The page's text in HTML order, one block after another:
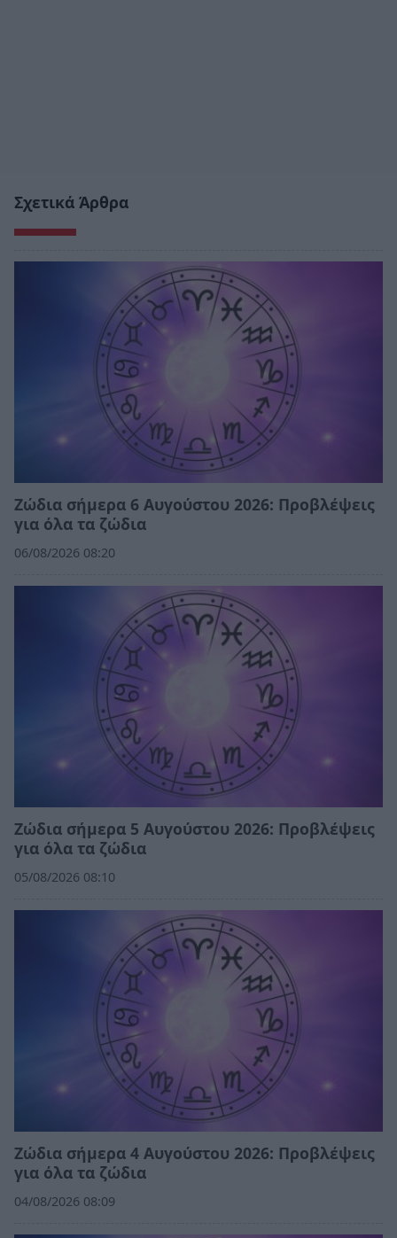
Σχετικά Άρθρα
Ζώδια σήμερα 6 Αυγούστου 2026: Προβλέψεις
για όλα τα ζώδια
06/08/2026 08:20
Ζώδια σήμερα 5 Αυγούστου 2026: Προβλέψεις
για όλα τα ζώδια
05/08/2026 08:10
Ζώδια σήμερα 4 Αυγούστου 2026: Προβλέψεις
για όλα τα ζώδια
04/08/2026 08:09